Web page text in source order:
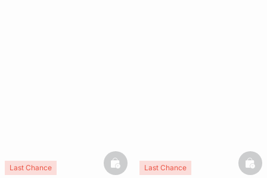
Last Chance basketfullLast Chance